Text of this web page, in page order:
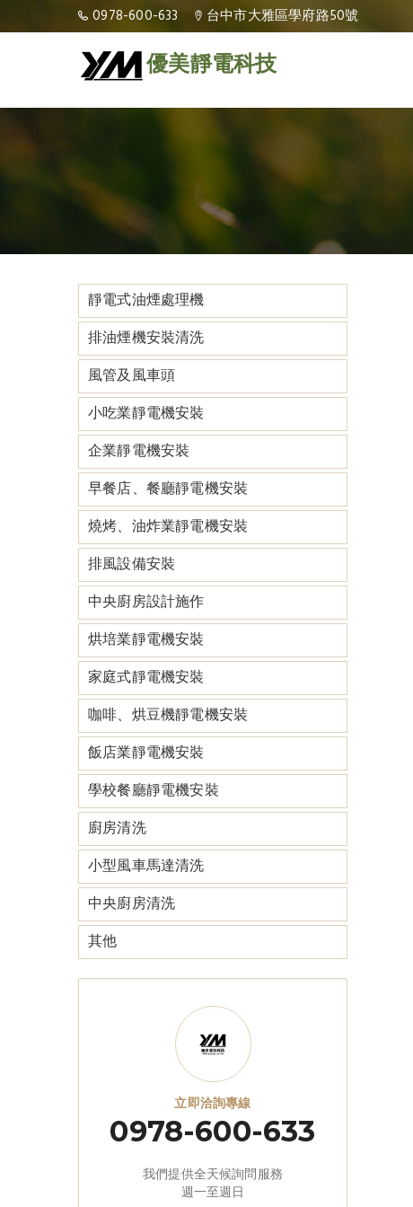
0978-600-633 台中市大雅區學府路50號
優美靜電科技
靜電式油煙處理機
排油煙機安裝清洗
風管及風車頭
小吃業靜電機安裝
企業靜電機安裝
早餐店、餐廳靜電機安裝
燒烤、油炸業靜電機安裝
排風設備安裝
中央廚房設計施作
烘培業靜電機安裝
家庭式靜電機安裝
咖啡、烘豆機靜電機安裝
飯店業靜電機安裝
學校餐廳靜電機安裝
廚房清洗
小型風車馬達清洗
中央廚房清洗
其他
立即洽詢專線
0978-600-633
我們提供全天候詢問服務
週一至週日